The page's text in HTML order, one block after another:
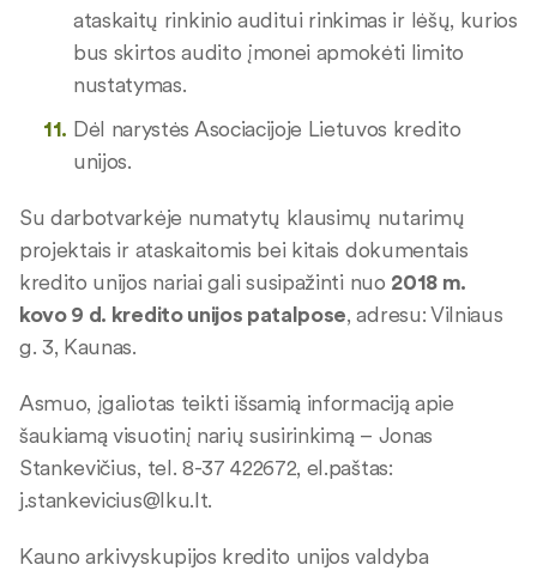
ataskaitų rinkinio auditui rinkimas ir lėšų, kurios
bus skirtos audito įmonei apmokėti limito
nustatymas.
Dėl narystės Asociacijoje Lietuvos kredito
unijos.
Su darbotvarkėje numatytų klausimų nutarimų
projektais ir ataskaitomis bei kitais dokumentais
kredito unijos nariai gali susipažinti nuo 2018 m.
kovo 9 d. kredito unijos patalpose, adresu: Vilniaus
g. 3, Kaunas.
Asmuo, įgaliotas teikti išsamią informaciją apie
šaukiamą visuotinį narių susirinkimą – Jonas
Stankevičius, tel. 8-37 422672, el.paštas:
j.stankevicius@lku.lt.
Kauno arkivyskupijos kredito unijos valdyba